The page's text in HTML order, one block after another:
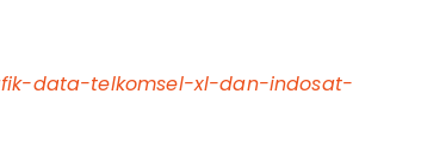
data-telkomsel-xl-dan-indosat-